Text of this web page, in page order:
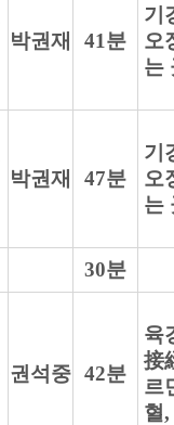
박권재 41분
기
오
는
박권재 47분
기
오
는
30분
권석중 42분
육
接
르
혈